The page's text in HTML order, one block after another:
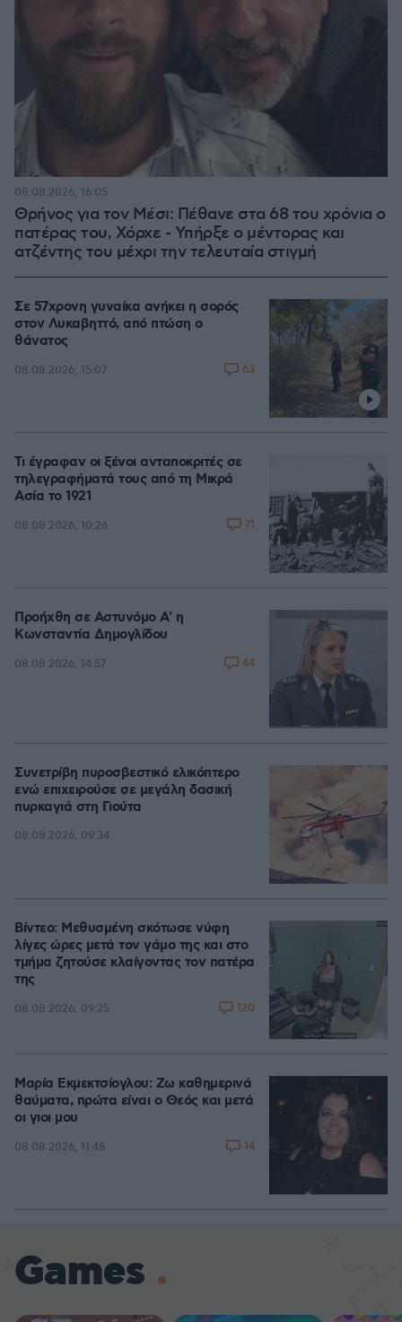
Θρήνος για τον Μέσι: Πέθανε στα 68 του χρόνια ο
πατέρας του, Χόρχε - Υπήρξε ο μέντορας και
ατζέντης του μέχρι την τελευταία στιγμή
08.08.2026, 16:05
Σε 57χρονη γυναίκα ανήκει η σορός
στον Λυκαβηττό, από πτώση ο
θάνατος
08.08.2026, 15:07 63
Τι έγραφαν οι ξένοι ανταποκριτές σε
τηλεγραφήματά τους από τη Μικρά
Ασία το 1921
08.08.2026, 10:26 71
Προήχθη σε Αστυνόμο Α' η
Κωνσταντία Δημογλίδου
08.08.2026, 14:57 44
Συνετρίβη πυροσβεστικό ελικόπτερο
ενώ επιχειρούσε σε μεγάλη δασική
πυρκαγιά στη Γιούτα
08.08.2026, 09:34
Βίντεο: Μεθυσμένη σκότωσε νύφη
λίγες ώρες μετά τον γάμο της και στο
τμήμα ζητούσε κλαίγοντας τον πατέρα
της
08.08.2026, 09:25 120
Μαρία Εκμεκτσίογλου: Ζω καθημερινά
θαύματα, πρώτα είναι ο Θεός και μετά
οι γιοι μου
08.08.2026, 11:48 14
Games